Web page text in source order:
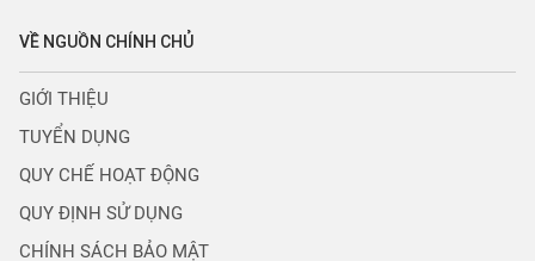
VỀ NGUỒN CHÍNH CHỦ
GIỚI THIỆU
TUYỂN DỤNG
QUY CHẾ HOẠT ĐỘNG
QUY ĐỊNH SỬ DỤNG
CHÍNH SÁCH BẢO MẬT